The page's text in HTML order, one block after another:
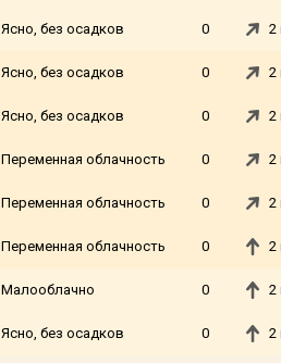
Ясно, без осадков 0 2
Ясно, без осадков 0 2
Ясно, без осадков 0 2
Переменная облачность 0 2
Переменная облачность 0 2
Переменная облачность 0 2
Малооблачно 0 2
Ясно, без осадков 0 2